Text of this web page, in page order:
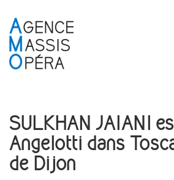
SULKHAN JAIANI
Angelotti dans
de Dijon